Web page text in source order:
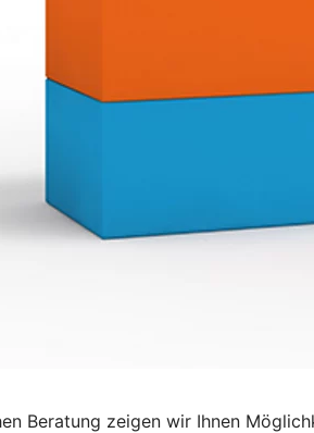
Beratung zeigen wir Ihnen